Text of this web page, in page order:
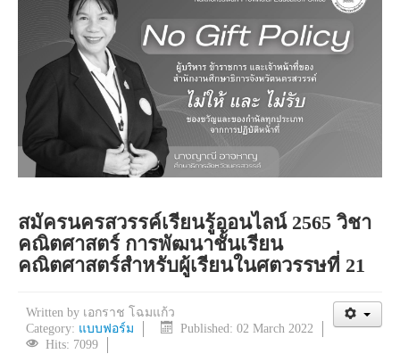
สมัครนครสวรรค์เรียนรู้ออนไลน์ 2565 วิชา
คณิตศาสตร์ การพัฒนาชั้นเรียน
คณิตศาสตร์สำหรับผู้เรียนในศตวรรษที่ 21
Written by เอกราช โฉมแก้ว
Category: แบบฟอร์ม
Published: 02 March 2022
Hits: 7099